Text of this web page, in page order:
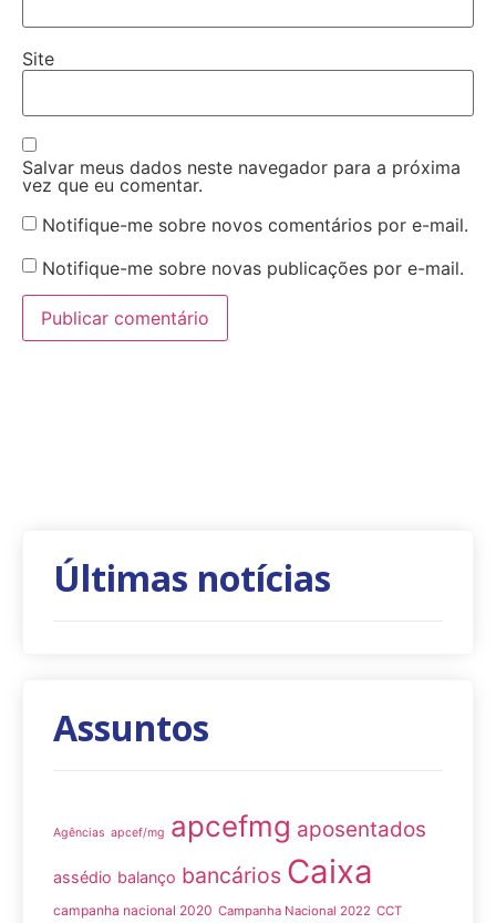
Site
Salvar meus dados neste navegador para a próxima
vez que eu comentar.
Notifique-me sobre novos comentários por e-mail.
Notifique-me sobre novas publicações por e-mail.
Últimas notícias
Assuntos
Agências apcef/mg apcefmg aposentados
assédio balanço bancários Caixa
campanha nacional 2020 Campanha Nacional 2022 CCT